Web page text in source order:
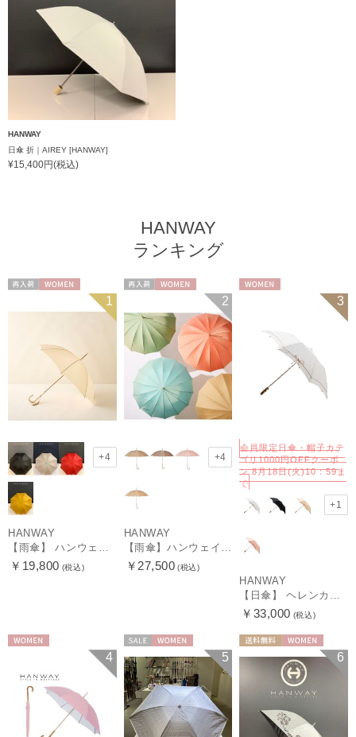
HANWAY
日傘 折｜AIREY [HANWAY]
¥15,400円(税込)
HANWAY
ランキング
1
+4
HANWAY
【雨傘】 ハンウェイ （HANWAY） Couturier クチュリエ 長傘 日本製
￥19,800 (税込)
2
+4
HANWAY
【雨傘】ハンウェイ （HANWAY ）真田耳（サナダミミ）長傘 日本製 カーボン骨
￥27,500 (税込)
3
会員限定日傘・帽子カテ
ゴリ1000円OFFクーポ
ン 8月18日(火)10：59ま
で
+1
HANWAY
【日傘】 ヘレンカミンスキー（HELEN KAMINSKI） X ハンウェイ (HANWAY) コラボ プロヴァンスタイプ 麻無地 ラフィアコード 折りたたみ傘 曲がり手元 純パラソル
￥33,000 (税込)
4 5 6